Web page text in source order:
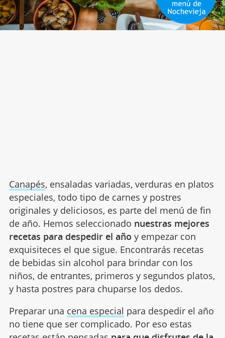
Canapés, ensaladas variadas, verduras en platos
especiales, todo tipo de carnes y postres
originales y deliciosos, es parte del menú de fin
de año. Hemos seleccionado nuestras mejores
recetas para despedir el año y empezar con
exquisiteces el que sigue. Encontrarás recetas
de bebidas sin alcohol para brindar con los
niños, de entrantes, primeros y segundos platos,
y hasta postres para chuparse los dedos.
Preparar una cena especial para despedir el año
no tiene que ser complicado. Por eso estas